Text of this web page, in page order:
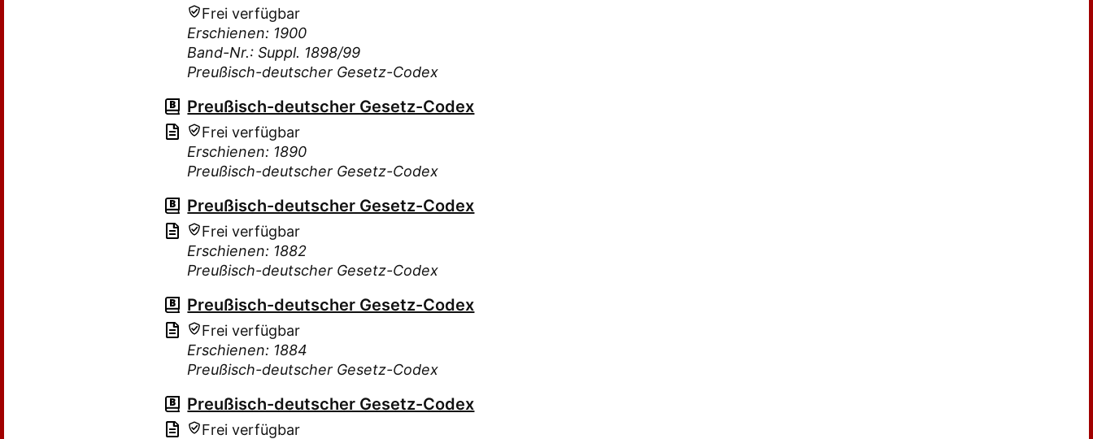
Frei verfügbar
Erschienen: 1900
Band-Nr.: Suppl. 1898/99
Preußisch-deutscher Gesetz-Codex
Preußisch-deutscher Gesetz-Codex
Frei verfügbar
Erschienen: 1890
Preußisch-deutscher Gesetz-Codex
Preußisch-deutscher Gesetz-Codex
Frei verfügbar
Erschienen: 1882
Preußisch-deutscher Gesetz-Codex
Preußisch-deutscher Gesetz-Codex
Frei verfügbar
Erschienen: 1884
Preußisch-deutscher Gesetz-Codex
Preußisch-deutscher Gesetz-Codex
Frei verfügbar